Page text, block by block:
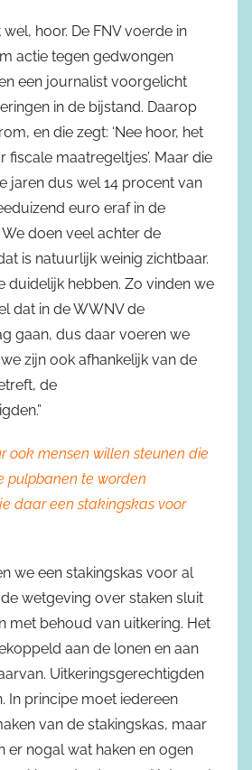
hoor. De FNV voerde in
actie tegen gedwongen
een journalist voorgelicht
in de bijstand. Daarop
en die zegt: ‘Nee hoor, het
fiscale maatregeltjes’. Maar die
jaren dus wel 14 procent van
euro eraf in de
doen veel achter de
is natuurlijk weinig zichtbaar.
duidelijk hebben. Zo vinden we
dat in de WWNV de
gaan, dus daar voeren we
zijn ook afhankelijk van de
de
ook mensen willen steunen die
pulpbanen te worden
daar een stakingskas voor
we een stakingskas voor al
wetgeving over staken sluit
met behoud van uitkering. Het
aan de lonen en aan
Uitkeringsgerechtigden
In principe moet iedereen
van de stakingskas, maar
er nogal wat haken en ogen